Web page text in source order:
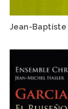
Jean-